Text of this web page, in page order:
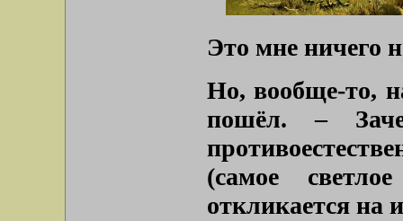
Это мне ничего
Но, вообще-то,
пошёл. –
(самое
откликается на